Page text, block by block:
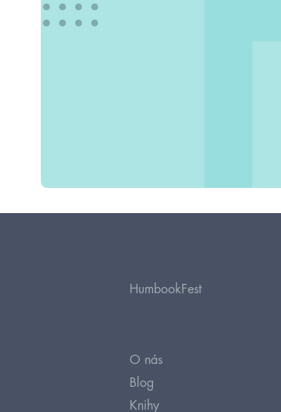
HumbookFest
O nás
Blog
Knihy